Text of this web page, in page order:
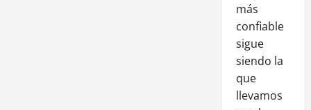
más
confiable
sigue
siendo la
que
llevamos